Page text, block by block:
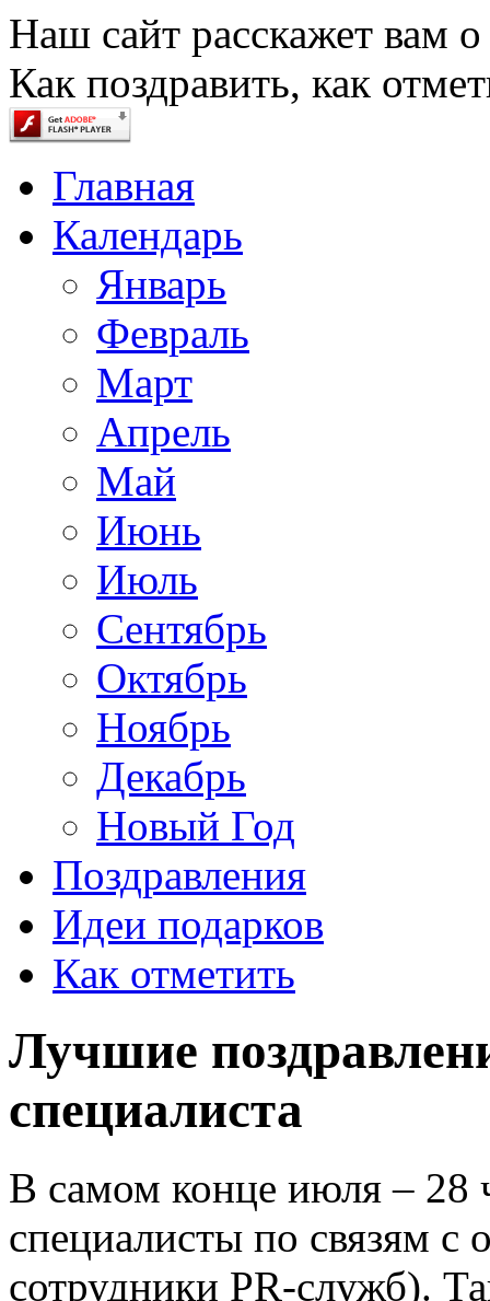
Наш сайт расскажет вам о
Как поздравить, как
Главная
Календарь
Январь
Февраль
Март
Апрель
Май
Июнь
Июль
Сентябрь
Октябрь
Ноябрь
Декабрь
Новый Год
Поздравления
Идеи подарков
Как отметить
Лучшие
специалиста
В самом конце июля – 28
специалисты по связям
сотрудники PR-служб).